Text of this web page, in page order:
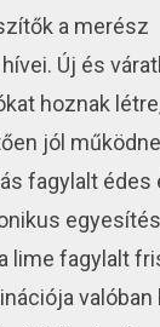
a merész
Új és
hoznak
jól
fagylalt édes
lime fagylalt
valóban